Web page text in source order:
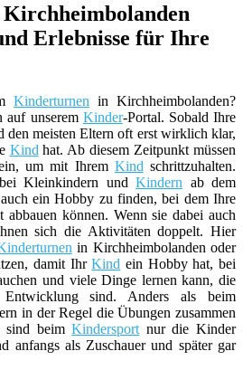
Erlebnisse für Ihre
Kinderturnen in Kirchheimbolanden?
auf unserem Kinder-Portal. Sobald Ihre
meisten Eltern oft erst wirklich klar,
Kind hat. Ab diesem Zeitpunkt müssen
um mit Ihrem Kind schrittzuhalten.
Kleinkindern undKindern ab dem
ein Hobby zu finden, bei dem Ihre
können. Wenn sie dabei auch
sich die Aktivitäten doppelt. Hier
in Kirchheimbolanden oder
damit IhrKind ein Hobby hat, bei
und viele Dinge lernen kann, die
sind. Anders als beim
in der Regel die Übungen zusammen
sind beimKindersport nur die Kinder
anfangs als Zuschauer und später gar